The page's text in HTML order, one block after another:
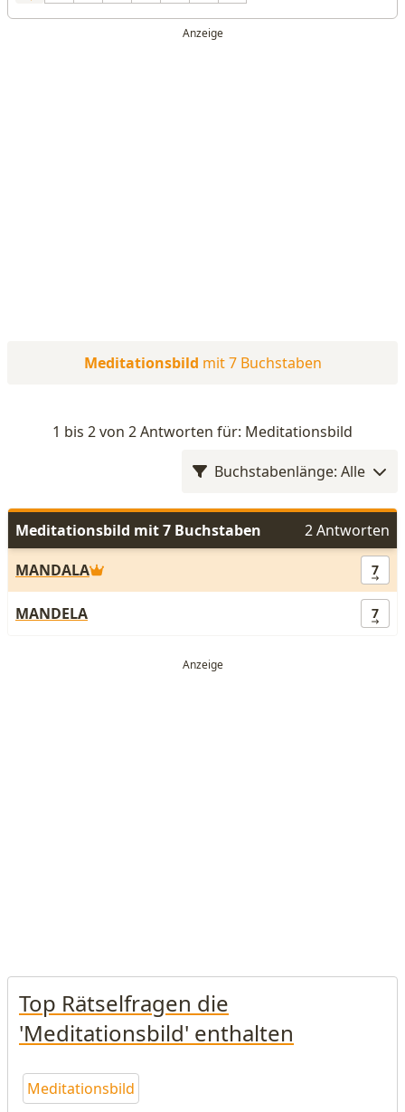
Meditationsbild mit 7 Buchstaben
1 bis 2 von 2 Antworten für: Meditationsbild
Buchstabenlänge: Alle
Meditationsbild mit 7 Buchstaben
2 Antworten
MANDALA
7
MANDELA 7
Top Rätselfragen die
'Meditationsbild' enthalten
Meditationsbild